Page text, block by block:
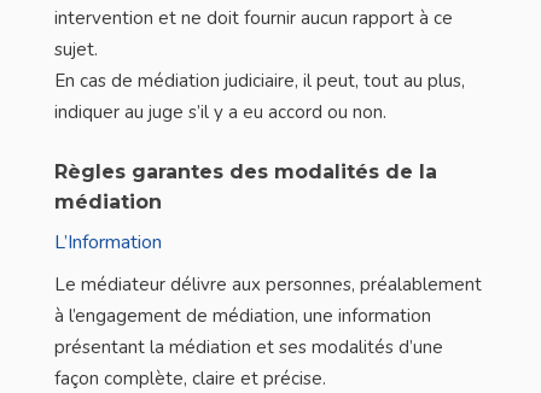
intervention et ne doit fournir aucun rapport à ce
sujet.
En cas de médiation judiciaire, il peut, tout au plus,
indiquer au juge s’il y a eu accord ou non.
Règles garantes des modalités de la
médiation
L’Information
Le médiateur délivre aux personnes, préalablement
à l’engagement de médiation, une information
présentant la médiation et ses modalités d’une
façon complète, claire et précise.